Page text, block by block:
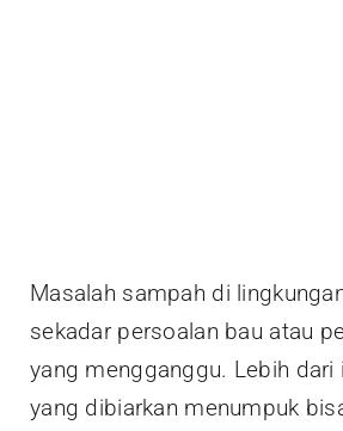
Masalah sampah di
sekadar persoalan bau atau
yang mengganggu. Lebih dari
yang dibiarkan menumpuk